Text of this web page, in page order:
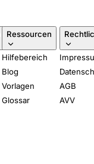
Ressourcen
Hilfebereich
Blog
Vorlagen
Glossar
AGB
AVV